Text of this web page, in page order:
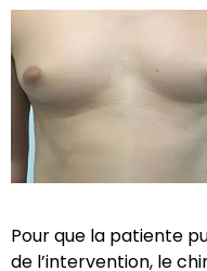
Pour que la patiente
de l’intervention, le